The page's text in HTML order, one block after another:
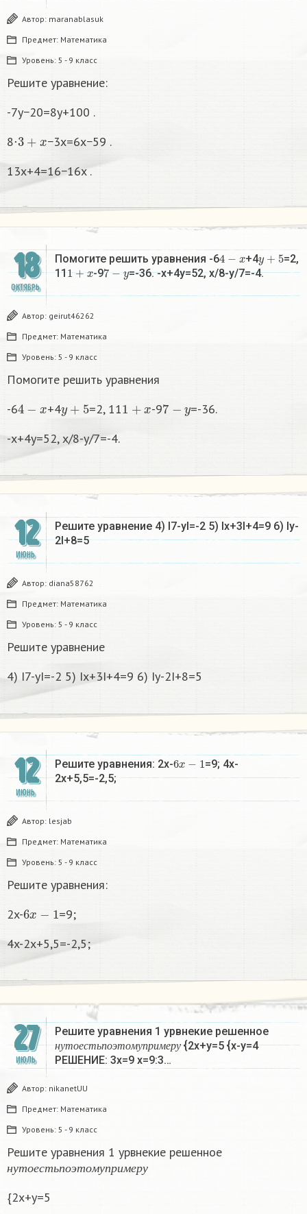
Автор: maranablasuk
Предмет: Математика
Уровень: 5 - 9 класс
Решите уравнение:
-7y−20=8y+100 .
8⋅3
−3x=6x−59 .
13x+4=16−16x .
18
ОКТЯБРЬ
Помогите решить уравнения -64− x +4y+5
=2,
111 + -97− =-36. -x+4y=52, x/8-y/7=-4.
Автор: geirut46262
Предмет: Математика
Уровень: 5 - 9 класс
Помогите решить уравнения
-6 4 +4 =2, 11 1 -97
=-36.
-x+4y=52, x/8-y/7=-4.
12
ИЮНЬ
Решите уравнение 4) I7-yI=-2 5) Ix+3I+4=9 6) Iy-
2I+8=5
Автор: diana58762
Предмет: Математика
Уровень: 5 - 9 класс
Решите уравнение
4) I7-yI=-2 5) Ix+3I+4=9 6) Iy-2I+8=5
12
ИЮНЬ
Решите уравнения: 2x-6x− 1
=9; 4x-
2x+5,5=-2,5;
Автор: lesjab
Предмет: Математика
Уровень: 5 - 9 класс
Решите уравнения:
2x-6
=9;
4x-2x+5,5=-2,5;
27
ИЮЛЬ
Решите уравнения 1 урвнекие решенное
н у т о е с т ьпо э т ом у пр име р у
ть им ру
{2x+y=5 {x-y=4
РЕШЕНИЕ: 3x=9 x=9:3…
Автор: nikanetUU
Предмет: Математика
Уровень: 5 - 9 класс
Решите уравнения 1 урвнекие решенное
н у т о е с т ьп о э т ом у п р име р у
н утоест ьпоэтомуп р имеру
{2x+y=5